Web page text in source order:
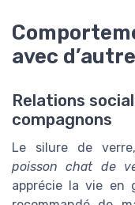
avec
Relations
compagnons
Le silure de
poisson chat de
apprécie la vie en